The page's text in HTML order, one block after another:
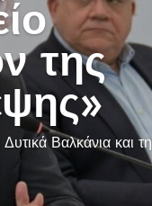
της
Βαλκάνια και τη